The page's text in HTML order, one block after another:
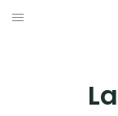
Aller